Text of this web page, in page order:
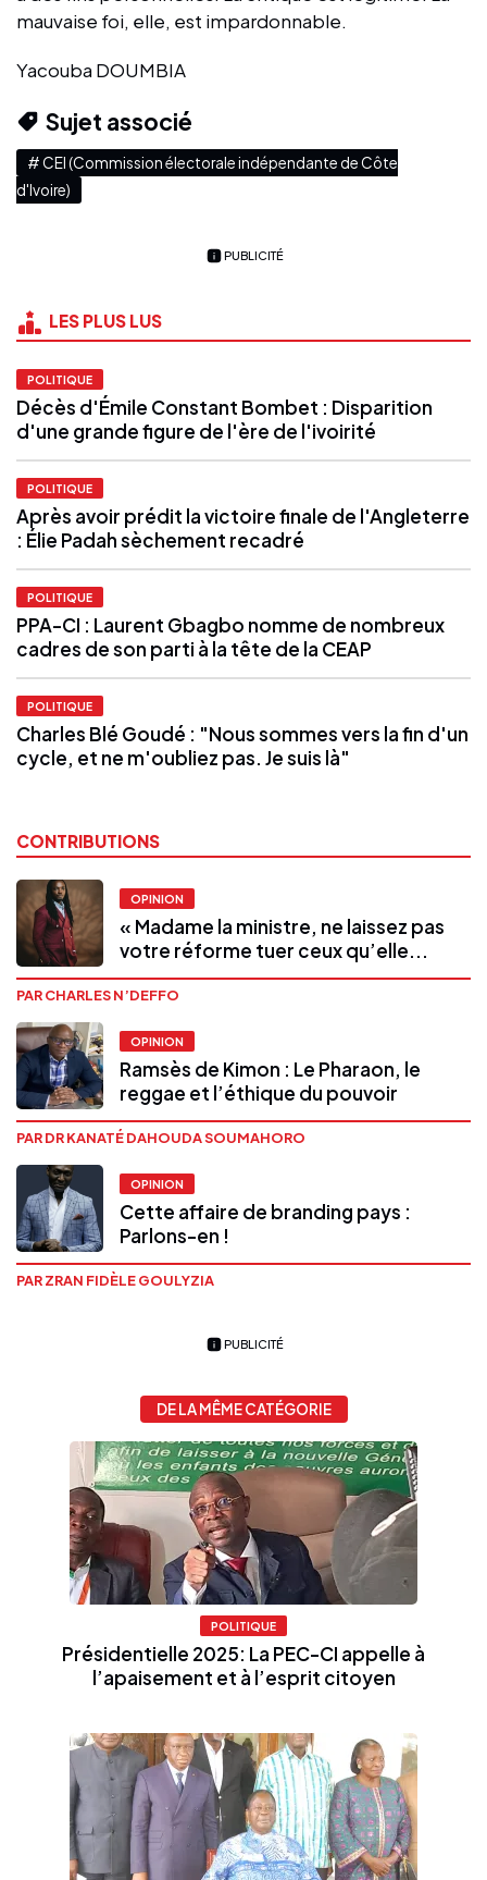
mauvaise foi, elle, est impardonnable.
Yacouba DOUMBIA
Sujet associé
# CEI (Commission électorale indépendante de Côte
d'Ivoire)
PUBLICITÉ
LES PLUS LUS
POLITIQUE
Décès d'Émile Constant Bombet : Disparition
d'une grande figure de l'ère de l'ivoirité
POLITIQUE
Après avoir prédit la victoire finale de l'Angleterre
: Élie Padah sèchement recadré
POLITIQUE
PPA-CI : Laurent Gbagbo nomme de nombreux
cadres de son parti à la tête de la CEAP
POLITIQUE
Charles Blé Goudé : "Nous sommes vers la fin d'un
cycle, et ne m'oubliez pas. Je suis là"
CONTRIBUTIONS
OPINION
« Madame la ministre, ne laissez pas
votre réforme tuer ceux qu’elle...
PAR CHARLES N’DEFFO
OPINION
Ramsès de Kimon : Le Pharaon, le
reggae et l’éthique du pouvoir
PAR DR KANATÉ DAHOUDA SOUMAHORO
OPINION
Cette affaire de branding pays :
Parlons-en !
PAR ZRAN FIDÈLE GOULYZIA
PUBLICITÉ
DE LA MÊME CATÉGORIE
POLITIQUE
Présidentielle 2025: La PEC-CI appelle à
l’apaisement et à l’esprit citoyen